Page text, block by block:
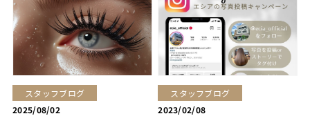
スタッフブログ
2025/08/02
スタッフブログ
2023/02/08